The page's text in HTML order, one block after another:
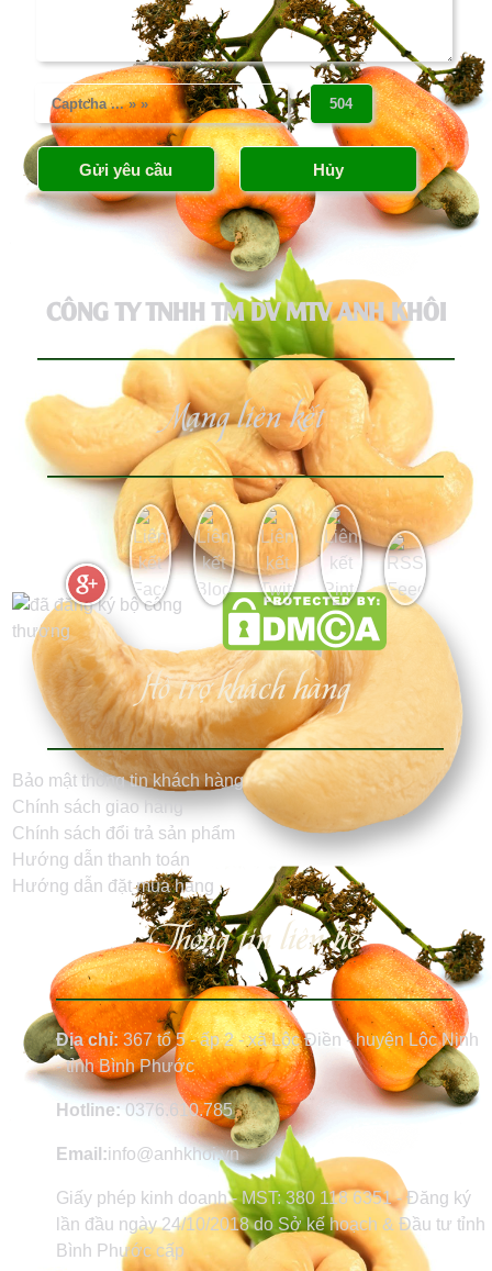
CÔNG TY TNHH TM DV MTV ANH KHÔI
Mạng liên kết
Hỗ trợ khách hàng
Bảo mật thông tin khách hàng
Chính sách giao hàng
Chính sách đổi trả sản phẩm
Hướng dẫn thanh toán
Hướng dẫn đặt mua hàng
Thông tin liên hệ
Địa chỉ: 367 tổ 5 - ấp 2 - xã Lộc Điền - huyện Lộc Ninh
- tỉnh Bình Phước
Hotline: 0376.610.785
Email:info@anhkhoi.vn
Giấy phép kinh doanh - MST: 380 118 6351 - Đăng ký
lần đầu ngày 24/10/2018 do Sở kế hoạch & Đầu tư tỉnh
Bình Phước cấp